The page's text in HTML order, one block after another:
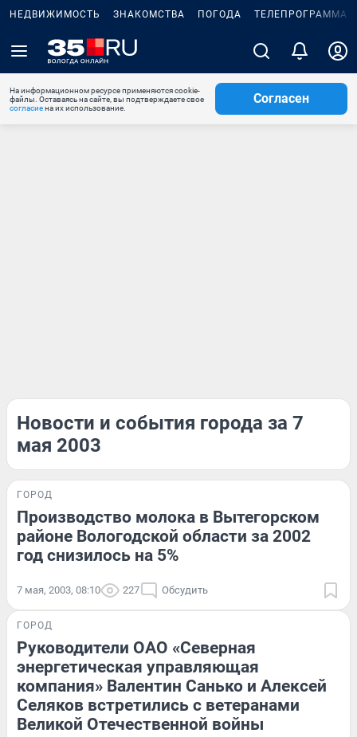
НЕДВИЖИМОСТЬ ЗНАКОМСТВА ПОГОДА ТЕЛЕПРОГРАММА
На информационном ресурсе применяются cookie-
файлы. Оставаясь на сайте, вы подтверждаете свое
согласиена их использование.
Согласен
Новости и события города за 7
мая 2003
ГОРОД
Производство молока в Вытегорском
районе Вологодской области за 2002
год снизилось на 5%
7 мая, 2003, 08:10 227 Обсудить
ГОРОД
Руководители ОАО «Северная
энергетическая управляющая
компания» Валентин Санько и Алексей
Селяков встретились с ветеранами
Великой Отечественной войны